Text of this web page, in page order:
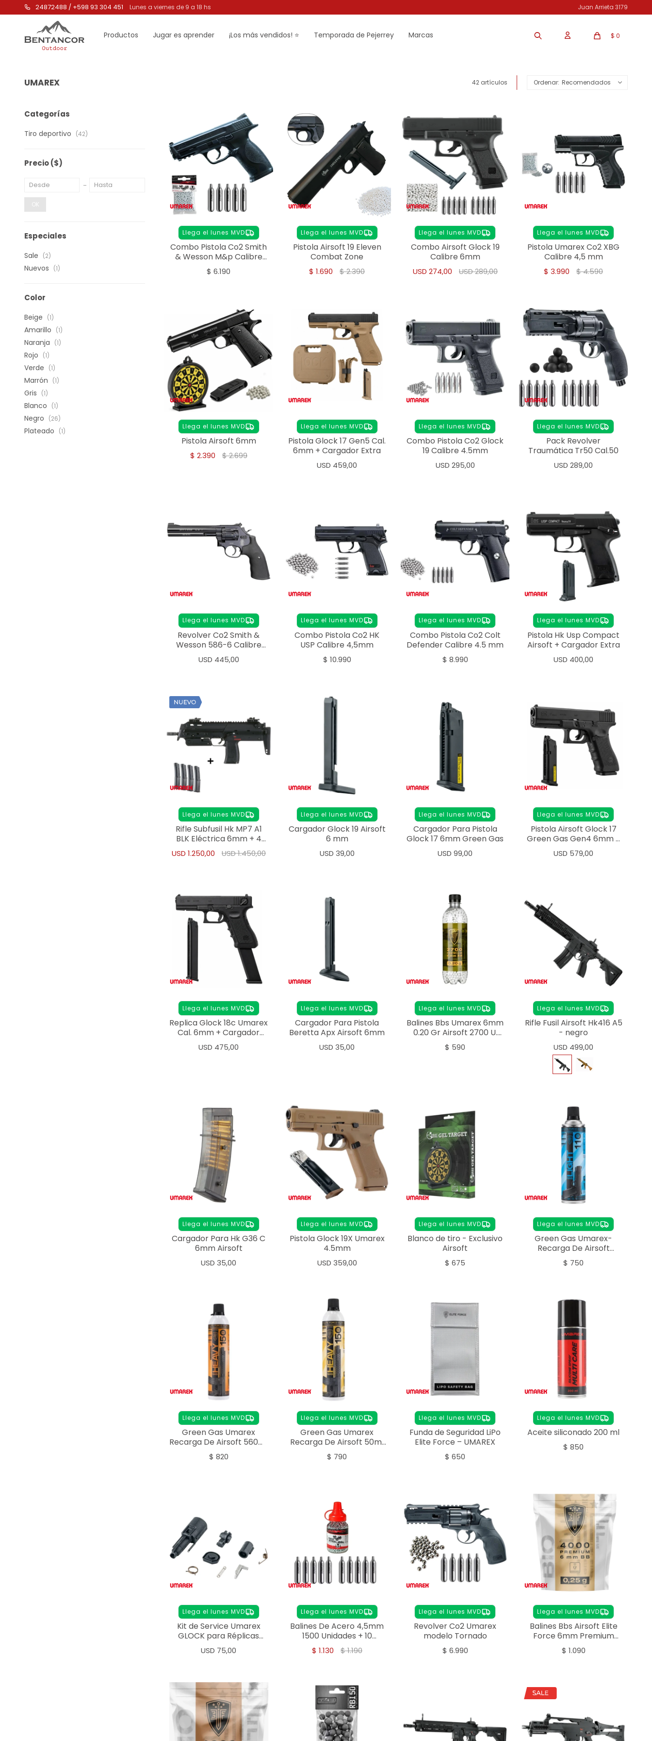
Productos Jugar es aprender ¡Los más vendidos! ⭐ Temporada de Pejerrey Marcas $ 0
24872488 / +598 93 304 451 Lunes a viernes de 9 a 18 hs Juan Arrieta 3179
UMAREX 42 artículos Recomendados
Llega el lunes MVD
Combo Pistola Co2 Smith
& Wesson M&p Calibre
4,5mm
$ 6.190
Llega el lunes MVD
Pistola Airsoft 19 Eleven
Combat Zone
$ 1.690 $2.390
Llega el lunes MVD
Combo Airsoft Glock 19
Calibre 6mm
USD 274,00 USD289,00
Llega el lunes MVD
Pistola Umarex Co2 XBG
Calibre 4,5 mm
$ 3.990 $4.590
Llega el lunes MVD
Pistola Airsoft 6mm
$ 2.390 $2.699
Llega el lunes MVD
Pistola Glock 17 Gen5 Cal.
6mm + Cargador Extra
USD 459,00
Llega el lunes MVD
Combo Pistola Co2 Glock
19 Calibre 4.5mm
USD 295,00
Llega el lunes MVD
Pack Revolver
Traumática Tr50 Cal.50
USD 289,00
Llega el lunes MVD
Revolver Co2 Smith &
Wesson 586-6 Calibre
4.5mm
USD 445,00
Llega el lunes MVD
Combo Pistola Co2 HK
USP Calibre 4,5mm
$ 10.990
Llega el lunes MVD
Combo Pistola Co2 Colt
Defender Calibre 4.5 mm
$ 8.990
Llega el lunes MVD
Pistola Hk Usp Compact
Airsoft + Cargador Extra
USD 400,00
Llega el lunes MVD
Rifle Subfusil Hk MP7 A1
BLK Eléctrica 6mm + 4
Cargadores
USD 1.250,00 USD1.450,00
Llega el lunes MVD
Cargador Glock 19 Airsoft
6 mm
USD 39,00
Llega el lunes MVD
Cargador Para Pistola
Glock 17 6mm Green Gas
USD 99,00
Llega el lunes MVD
Pistola Airsoft Glock 17
Green Gas Gen4 6mm +
Cargador
USD 579,00
Llega el lunes MVD
Replica Glock 18c Umarex
Cal. 6mm + Cargador
Extra
USD 475,00
Llega el lunes MVD
Cargador Para Pistola
Beretta Apx Airsoft 6mm
USD 35,00
Llega el lunes MVD
Balines Bbs Umarex 6mm
0.20 Gr Airsoft 2700 U.
Premium
$ 590
Llega el lunes MVD
Rifle Fusil Airsoft Hk416 A5
- negro
USD 499,00
Llega el lunes MVD
Cargador Para Hk G36 C
6mm Airsoft
USD 35,00
Llega el lunes MVD
Pistola Glock 19X Umarex
4.5mm
USD 359,00
Llega el lunes MVD
Blanco de tiro - Exclusivo
Airsoft
$ 675
Llega el lunes MVD
Green Gas Umarex-
Recarga De Airsoft
450ml Elite Force Light
$ 750
Llega el lunes MVD
Green Gas Umarex
Recarga De Airsoft 560ml
Elite Force Heavy
Maintenance
$ 820
Llega el lunes MVD
Green Gas Umarex
Recarga De Airsoft 50ml
Elite Force Heavy
$ 790
Llega el lunes MVD
Funda de Seguridad LiPo
Elite Force – UMAREX
$ 650
Llega el lunes MVD
Aceite siliconado 200 ml
$ 850
Llega el lunes MVD
Kit de Service Umarex
GLOCK para Réplicas
Airsoft 6 mm
USD 75,00
Llega el lunes MVD
Balines De Acero 4,5mm
1500 Unidades + 10
Garrafa Co2 Umarex
$ 1.130 $1.190
Llega el lunes MVD
Revolver Co2 Umarex
modelo Tornado
$ 6.990
Llega el lunes MVD
Balines Bbs Airsoft Elite
Force 6mm Premium
0,25g 4000 Unidades
$ 1.090
Categorías
Tiro deportivo (42)
Precio($)
OK
Especiales
Sale (2)
Nuevos (1)
Color
Beige (1)
Amarillo (1)
Naranja (1)
Rojo (1)
Verde (1)
Marrón (1)
Gris (1)
Blanco (1)
Negro (26)
Plateado (1)